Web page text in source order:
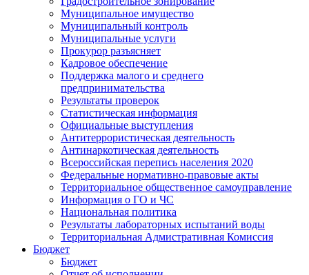
Муниципальное имущество
Муниципальный контроль
Муниципальные услуги
Прокурор разъясняет
Кадровое обеспечение
Поддержка малого и среднего
предпринимательства
Результаты проверок
Статистическая информация
Официальные выступления
Антитеррористическая деятельность
Антинаркотическая деятельность
Всероссийская перепись населения 2020
Федеральные нормативно-правовые акты
Территориальное общественное самоуправление
Информация о ГО и ЧС
Национальная политика
Результаты лабораторных испытаний воды
Территориальная Адмистративная Комиссия
Бюджет
Бюджет